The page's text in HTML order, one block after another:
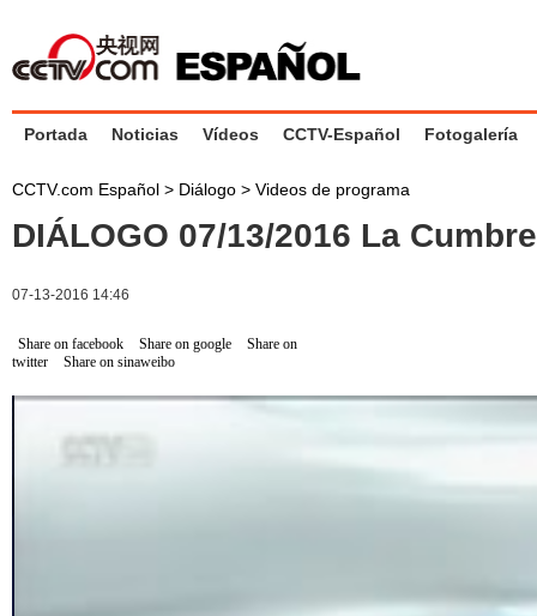
Portada Noticias Vídeos CCTV-Español Fotogalería
CCTV.com Español > Diálogo > Videos de programa
DIÁLOGO 07/13/2016 La
07-13-2016 14:46
Share on facebook Share on google
Share on
twitter
Share on sinaweibo